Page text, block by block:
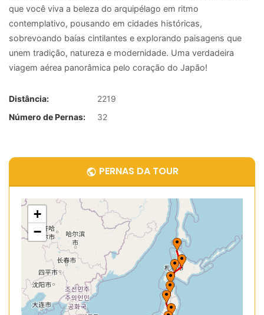
que você viva a beleza do arquipélago em ritmo
contemplativo, pousando em cidades históricas,
sobrevoando baías cintilantes e explorando paisagens que
unem tradição, natureza e modernidade. Uma verdadeira
viagem aérea panorâmica pelo coração do Japão!
Distância:
2219
Número de Pernas:
32
PERNAS DA TOUR
+
−